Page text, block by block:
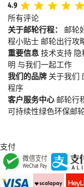
4.9
所有评论
关于邮轮行程：
邮轮
程小贴士 邮轮出行攻
重要信息 技术支持
明 与我们一起工作
我们的品牌 关于我们
程序
客户服务中心 邮轮行
可持续性绿色环保邮
支付